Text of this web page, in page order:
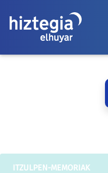
ITZULPEN-MEMORIAK